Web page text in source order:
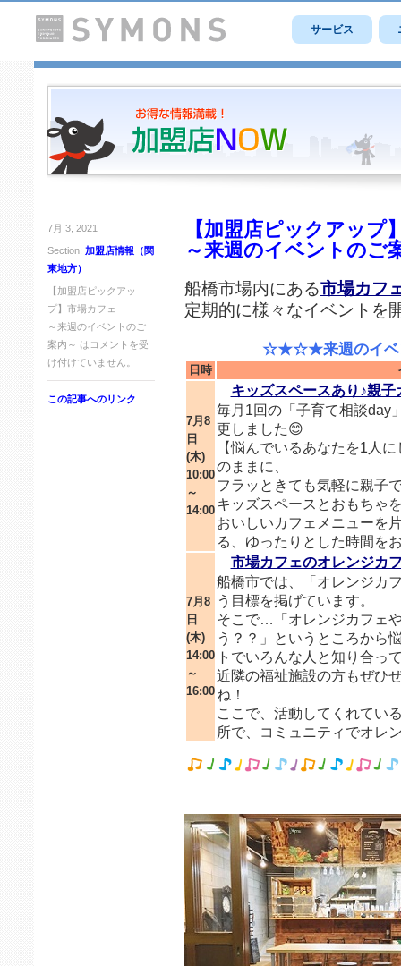
サービス
7月 3, 2021
Section: 加盟店情報（関
東地方）
【加盟店ピックアッ
プ】市場カフェ
～来週のイベントのご
案内～ は コメントを受
け付けていません。
この記事へのリンク
【加盟店ピックアップ
～来週のイベントのご
船橋市場内にある市場カフ
定期的に様々なイベントを
☆★☆★来週のイベン
日時
7月8
日
(木)
10:00
～
14:00
キッズスペースあり♪親子
毎月1回の「子育て相談day
更しました😊
【悩んでいるあなたを1人
のままに、
フラッときても気軽に親子
キッズスペースとおもちゃ
おいしいカフェメニューを
る、ゆったりとした時間を
7月8
日
(木)
14:00
～
16:00
市場カフェのオレンジカ
船橋市では、「オレンジカ
う目標を掲げています。
そこで…「オレンジカフェ
う？？」というところから
トでいろんな人と知り合っ
近隣の福祉施設の方もぜひ
ね！
ここで、活動してくれてい
所で、コミュニティでオレ